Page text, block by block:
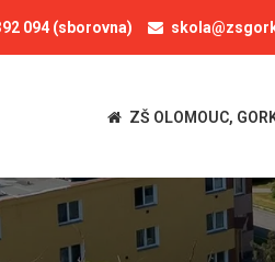
094 (sborovna)
ZŠ OLOMOUC,